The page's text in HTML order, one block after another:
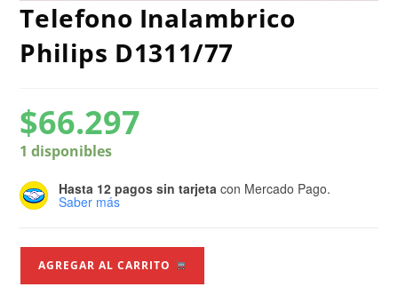
Telefono Inalambrico
Philips D1311/77
$66.297
1 disponibles
Hasta 12 pagos sin tarjeta con Mercado Pago.
Saber más
AGREGAR AL CARRITO